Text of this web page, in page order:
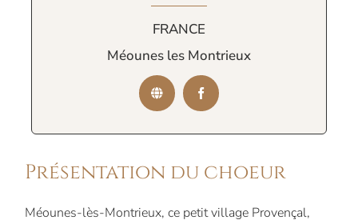
Présentation du choeur
Méounes-lès-Montrieux, ce petit village Provençal,
FRANCE
Méounes les Montrieux